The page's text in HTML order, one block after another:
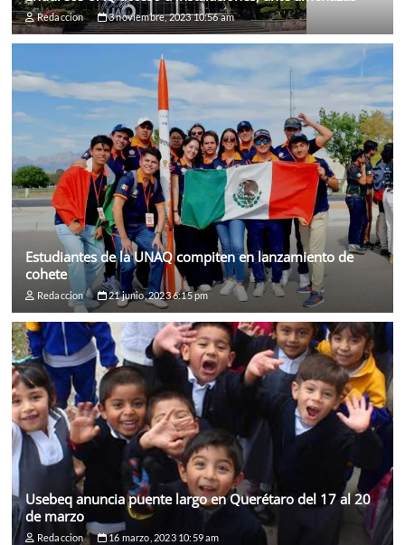
Redaccion 3 noviembre, 2023 10:56 am
Estudiantes de la UNAQ compiten en lanzamiento de
cohete
Redaccion 21 junio, 2023 6:15 pm
Usebeq anuncia puente largo en Querétaro del 17 al 20
de marzo
Redaccion 16 marzo, 2023 10:59 am